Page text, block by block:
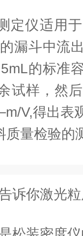
仪适用于
漏斗中流
的标准
试样，然
V,得出表
质量检验的
诉你激光